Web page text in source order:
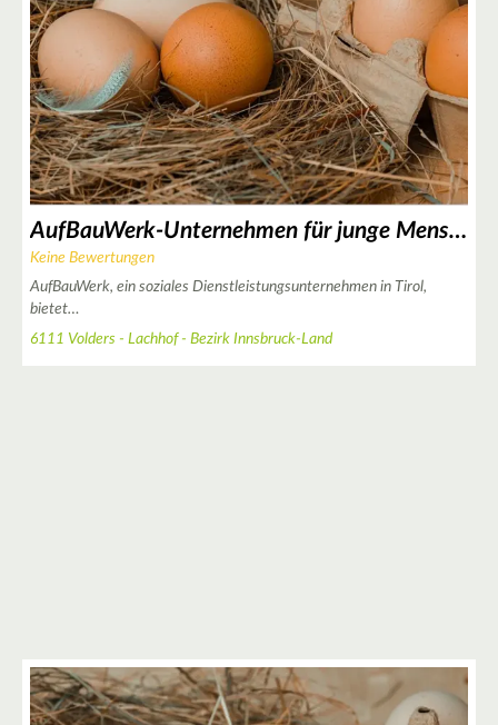
AufBauWerk-Unternehmen für junge Menschen Jobtraining Volders
Keine Bewertungen
AufBauWerk, ein soziales Dienstleistungsunternehmen in Tirol,
bietet…
6111 Volders - Lachhof - Bezirk Innsbruck-Land
2
2
2 2